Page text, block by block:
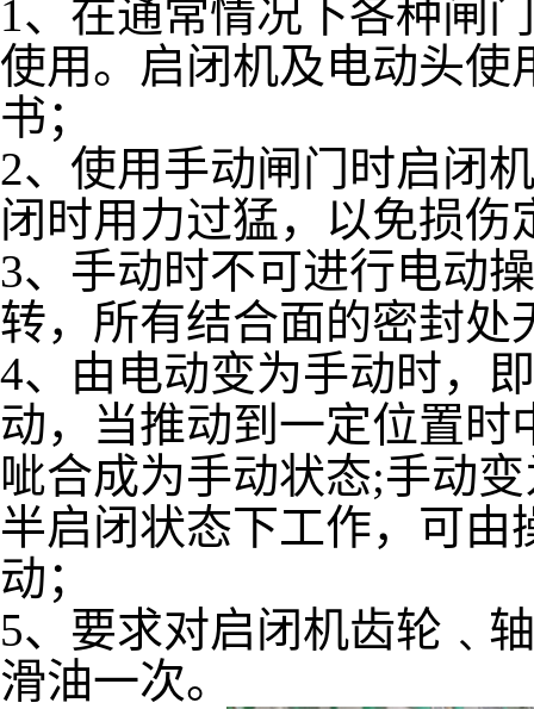
1、在通常情况下各种闸
使用。启闭机及电动头使
书；
2、使用手动闸门时启闭
闭时用力过猛，以免损伤
3、手动时不可进行电动
转，所有结合面的密封处
4、由电动变为手动时，
动，当推动到一定位置
呲合成为手动状态;手动
半启闭状态下工作，可
动；
5、要求对启闭机齿轮﹑
滑油一次。